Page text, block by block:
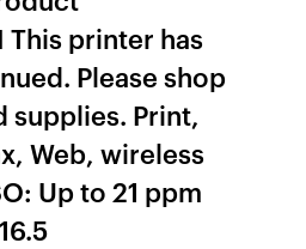
This printer has
Please shop
supplies. Print,
Web, wireless
Up to 21 ppm